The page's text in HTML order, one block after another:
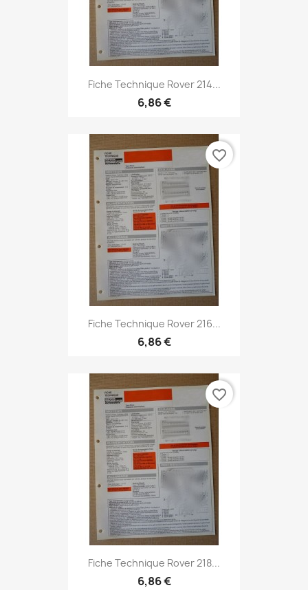
Fiche Technique Rover 214...
6,86 €
Fiche Technique Rover 216...
6,86 €
favorite_border
Fiche Technique Rover 218...
6,86 €
favorite_border